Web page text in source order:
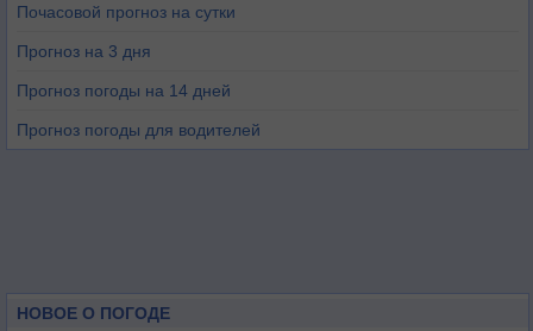
Почасовой прогноз на сутки
Прогноз на 3 дня
Прогноз погоды на 14 дней
Прогноз погоды для водителей
НОВОЕ О ПОГОДЕ